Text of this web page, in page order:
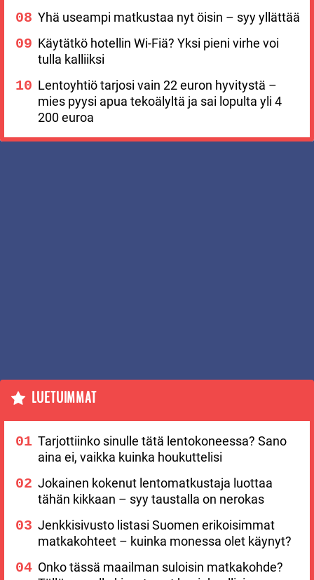
Yhä useampi matkustaa nyt öisin – syy yllättää
Käytätkö hotellin Wi-Fiä? Yksi pieni virhe voi
tulla kalliiksi
Lentoyhtiö tarjosi vain 22 euron hyvitystä –
mies pyysi apua tekoälyltä ja sai lopulta yli 4
200 euroa
LUETUIMMAT
Tarjottiinko sinulle tätä lentokoneessa? Sano
aina ei, vaikka kuinka houkuttelisi
Jokainen kokenut lentomatkustaja luottaa
tähän kikkaan – syy taustalla on nerokas
Jenkkisivusto listasi Suomen erikoisimmat
matkakohteet – kuinka monessa olet käynyt?
Onko tässä maailman suloisin matkakohde?